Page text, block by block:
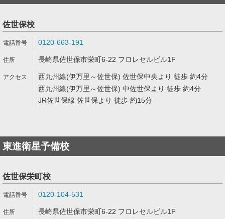
佐世保校
0120-663-191
長崎県佐世保市栄町6-22 フロレセルビル1F
西九州線(伊万里～佐世保) 佐世保中央より 徒歩 約4分
西九州線(伊万里～佐世保) 中佐世保より 徒歩 約4分
JR佐世保線 佐世保より 徒歩 約15分
東進衛星予備校
佐世保栄町校
0120-104-531
長崎県佐世保市栄町6-22 フロレセルビル1F